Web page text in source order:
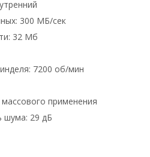
300 МБ/сек
32 Мб
7200 об/мин
применения
шума: 29 дБ